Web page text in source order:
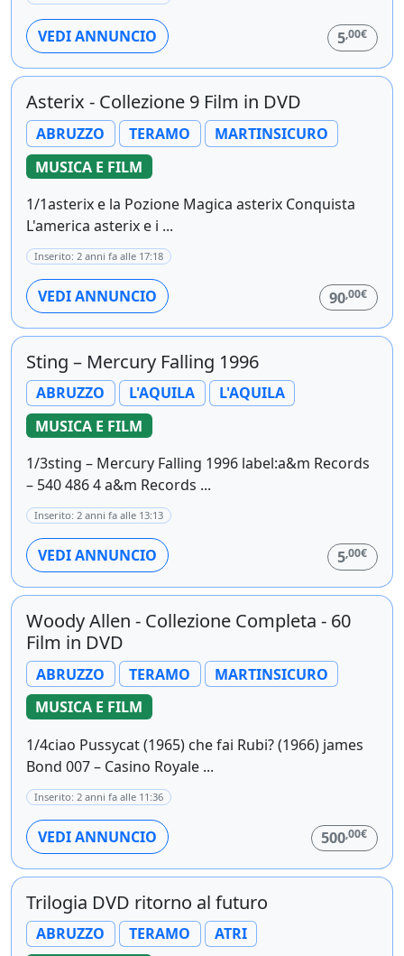
VEDI ANNUNCIO 5,00€
Asterix - Collezione 9 Film in DVD
ABRUZZO TERAMO
MARTINSICURO
MUSICA E FILM
1/1asterix e la Pozione Magica asterix Conquista
L'america asterix e i ...
Inserito: 2 anni fa alle 17:18
VEDI ANNUNCIO 90,00€
Sting – Mercury Falling 1996
ABRUZZO L'AQUILA
L'AQUILA
MUSICA E FILM
1/3sting – Mercury Falling 1996 label:a&m Records
– 540 486 4 a&m Records ...
Inserito: 2 anni fa alle 13:13
VEDI ANNUNCIO 5,00€
Woody Allen - Collezione Completa - 60
Film in DVD
ABRUZZO TERAMO
MARTINSICURO
MUSICA E FILM
1/4ciao Pussycat (1965) che fai Rubi? (1966) james
Bond 007 – Casino Royale ...
Inserito: 2 anni fa alle 11:36
VEDI ANNUNCIO 500,00€
Trilogia DVD ritorno al futuro
ABRUZZO TERAMO ATRI